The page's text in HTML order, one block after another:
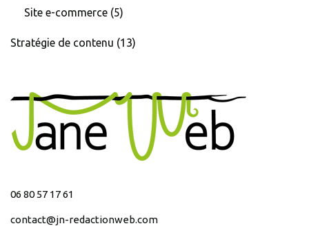
Site e-commerce (5)
Stratégie de contenu (13)
06 80 57 17 61
contact@jn-redactionweb.com